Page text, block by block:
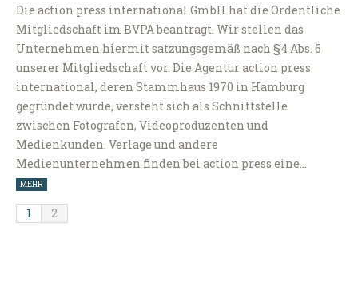
Die action press international GmbH hat die Ordentliche
Mitgliedschaft im BVPA beantragt. Wir stellen das
Unternehmen hiermit satzungsgemäß nach §4 Abs. 6
unserer Mitgliedschaft vor. Die Agentur action press
international, deren Stammhaus 1970 in Hamburg
gegründet wurde, versteht sich als Schnittstelle
zwischen Fotografen, Videoproduzenten und
Medienkunden. Verlage und andere
Medienunternehmen finden bei action press eine…
MEHR
1 2